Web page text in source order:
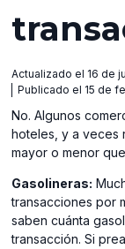
Actualizado el 16 de
Publicado el 15 de
No. Algunos
hoteles, y a veces
mayor o menor
Gasolineras:
transacciones por
saben cuánta
transacción. Si